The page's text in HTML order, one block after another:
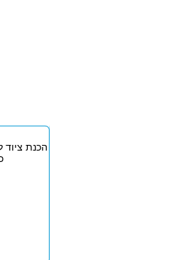
הכנת ציוד